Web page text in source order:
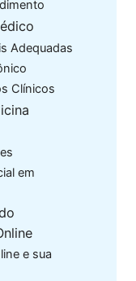
Adequadas
Clínicos
em
e sua